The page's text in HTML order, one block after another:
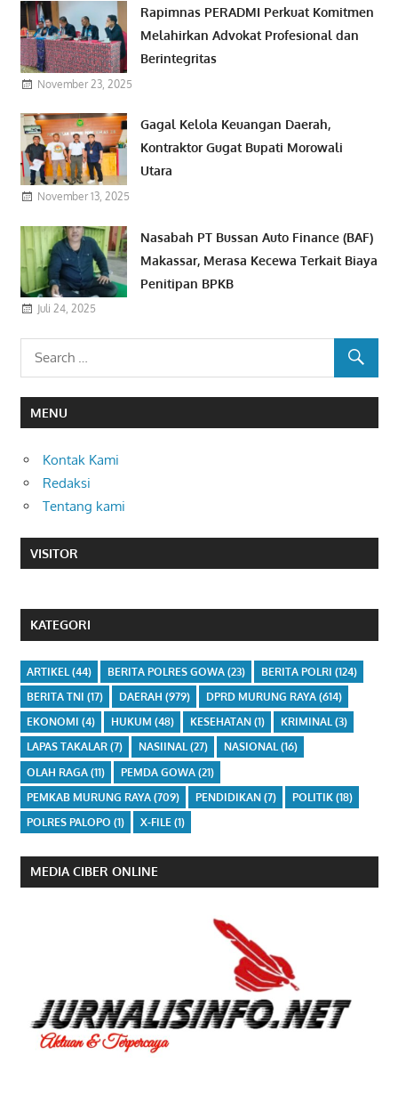
Rapimnas PERADMI Perkuat Komitmen
Melahirkan Advokat Profesional dan
Berintegritas
November 23, 2025
Gagal Kelola Keuangan Daerah,
Kontraktor Gugat Bupati Morowali
Utara
November 13, 2025
Nasabah PT Bussan Auto Finance (BAF)
Makassar, Merasa Kecewa Terkait Biaya
Penitipan BPKB
Juli 24, 2025
MENU
Kontak Kami
Redaksi
Tentang kami
VISITOR
KATEGORI
ARTIKEL (44) BERITA POLRES GOWA(23) BERITA POLRI (124)
BERITA TNI (17) DAERAH (979) DPRD MURUNG RAYA(614)
EKONOMI (4) HUKUM (48) KESEHATAN(1) KRIMINAL(3)
LAPAS TAKALAR(7) NASIINAL(27) NASIONAL(16)
OLAH RAGA(11) PEMDA GOWA(21)
PEMKAB MURUNG RAYA(709) PENDIDIKAN(7) POLITIK(18)
POLRES PALOPO (1) X-FILE(1)
MEDIA CIBER ONLINE